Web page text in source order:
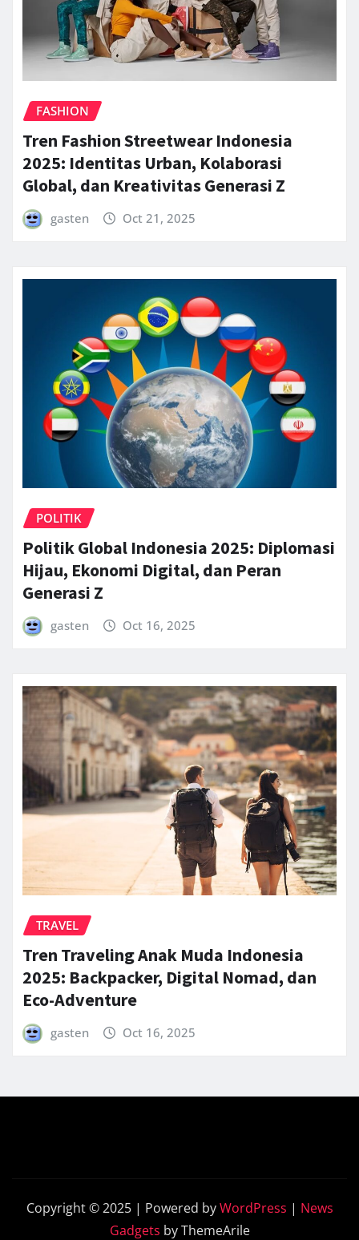
FASHION
Tren Fashion Streetwear Indonesia
2025: Identitas Urban, Kolaborasi
Global, dan Kreativitas Generasi Z
gasten Oct 21, 2025
POLITIK
Politik Global Indonesia 2025: Diplomasi
Hijau, Ekonomi Digital, dan Peran
Generasi Z
gasten Oct 16, 2025
TRAVEL
Tren Traveling Anak Muda Indonesia
2025: Backpacker, Digital Nomad, dan
Eco-Adventure
gasten Oct 16, 2025
Copyright © 2025 | Powered byWordPress | News
Gadgets by ThemeArile